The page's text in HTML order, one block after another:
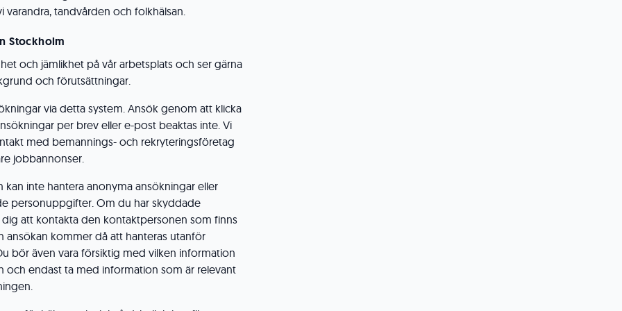
varandra, tandvården och folkhälsan.
Stockholm
och jämlikhet på vår arbetsplats och ser gärna
och förutsättningar.
via detta system. Ansök genom att klicka
per brev eller e-post beaktas inte. Vi
med bemannings- och rekryteringsföretag
jobbannonser.
kan inte hantera anonyma ansökningar eller
personuppgifter. Om du har skyddade
att kontakta den kontaktpersonen som finns
ansökan kommer då att hanteras utanför
bör även vara försiktig med vilken information
och endast ta med information som är relevant